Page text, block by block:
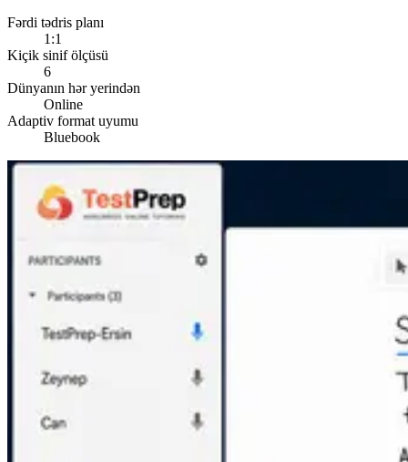
Fərdi tədris planı
1:1
Kiçik sinif ölçüsü
6
Dünyanın hər yerindən
Online
Adaptiv format uyumu
Bluebook